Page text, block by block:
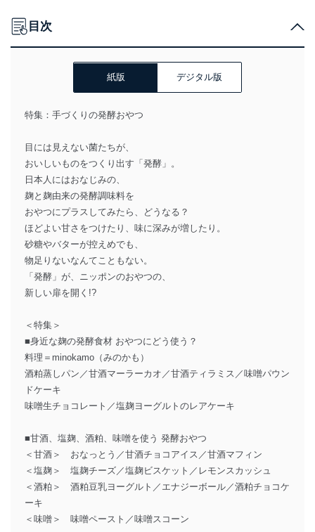
目次
紙版 デジタル版
特集：手づくりの発酵おやつ
目には見えない菌たちが、
おいしいものをつくり出す「発酵」。
日本人にはおなじみの、
麹と麹由来の発酵調味料を
おやつにプラスしてみたら、どうなる？
ほどよい甘さをつけたり、味に深みが増したり。
砂糖やバターが控えめでも、
物足りないなんてこともない。
「発酵」が、ニッポンのおやつの、
新しい扉を開く!?
＜特集＞
■身近な麹の発酵食材 おやつにどう使う？
料理＝minokamo（みのかも）
酒粕蒸しパン／甘酒マーラーカオ／甘酒ティラミス／味噌パウン
ドケーキ
味噌生チョコレート／塩麹ヨーグルトのレアケーキ
■甘酒、塩麹、酒粕、味噌を使う 発酵おやつ
＜甘酒＞ おなっとう／甘酒チョコアイス／甘酒マフィン
＜塩麹＞ 塩麹チーズ／塩麹ビスケット／レモンスカッシュ
＜酒粕＞ 酒粕豆乳ヨーグルト／エナジーボール／酒粕チョコケ
ーキ
＜味噌＞ 味噌ペースト／味噌スコーン